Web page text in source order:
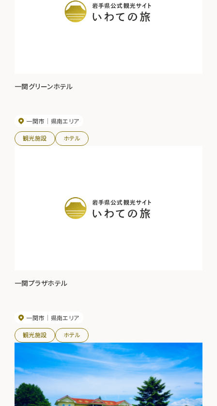
一関グリーンホテル
一関市 県南エリア
観光施設 ホテル
一関プラザホテル
一関市 県南エリア
観光施設 ホテル